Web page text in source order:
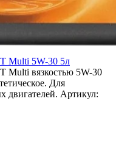
Multi 5W-30 5л
Multi вязкостью 5W-30
Для
двигателей. Артикул: